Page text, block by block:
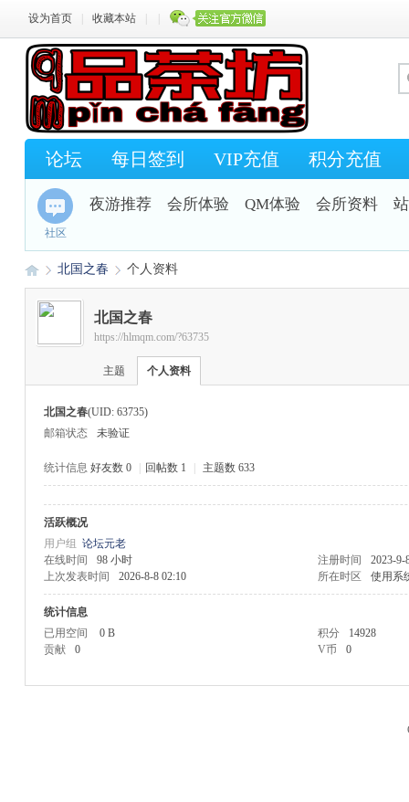
设为首页 收藏本站
论坛 每日签到 VIP充值 积分充值
社区
夜游推荐 会所体验 QM体验 会所资料
›
北国之春 个人资料
北国之春
https://hlmqm.com/?63735
主题 个人资料
北国之春(UID: 63735)
邮箱状态
未验证
统计信息 好友数 0 回帖数 1 主题数 633
活跃概况
用户组 论坛元老
在线时间
98 小时 注册时间
2023-9-
上次发表时间
2026-8-8 02:10 所在时区 使用系
统计信息
已用空间
0 B 积分
14928
贡献
0 V币 0